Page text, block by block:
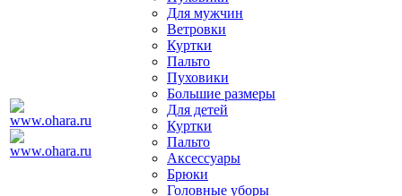
Для мужчин
Ветровки
Куртки
Пальто
Пуховики
Большие размеры
Для детей
Куртки
Пальто
Аксессуары
Брюки
Головные уборы